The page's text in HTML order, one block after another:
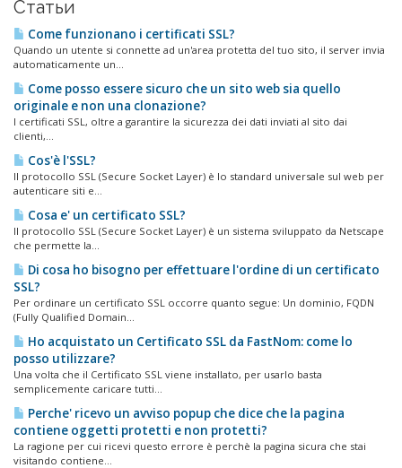
Статьи
Come funzionano i certificati SSL?
Quando un utente si connette ad un'area protetta del tuo sito, il server invia
automaticamente un...
Come posso essere sicuro che un sito web sia quello
originale e non una clonazione?
I certificati SSL, oltre a garantire la sicurezza dei dati inviati al sito dai
clienti,...
Cos'è l'SSL?
Il protocollo SSL (Secure Socket Layer) è lo standard universale sul web per
autenticare siti e...
Cosa e' un certificato SSL?
Il protocollo SSL (Secure Socket Layer) è un sistema sviluppato da Netscape
che permette la...
Di cosa ho bisogno per effettuare l'ordine di un certificato
SSL?
Per ordinare un certificato SSL occorre quanto segue: Un dominio, FQDN
(Fully Qualified Domain...
Ho acquistato un Certificato SSL da FastNom: come lo
posso utilizzare?
Una volta che il Certificato SSL viene installato, per usarlo basta
semplicemente caricare tutti...
Perche' ricevo un avviso popup che dice che la pagina
contiene oggetti protetti e non protetti?
La ragione per cui ricevi questo errore è perchè la pagina sicura che stai
visitando contiene...